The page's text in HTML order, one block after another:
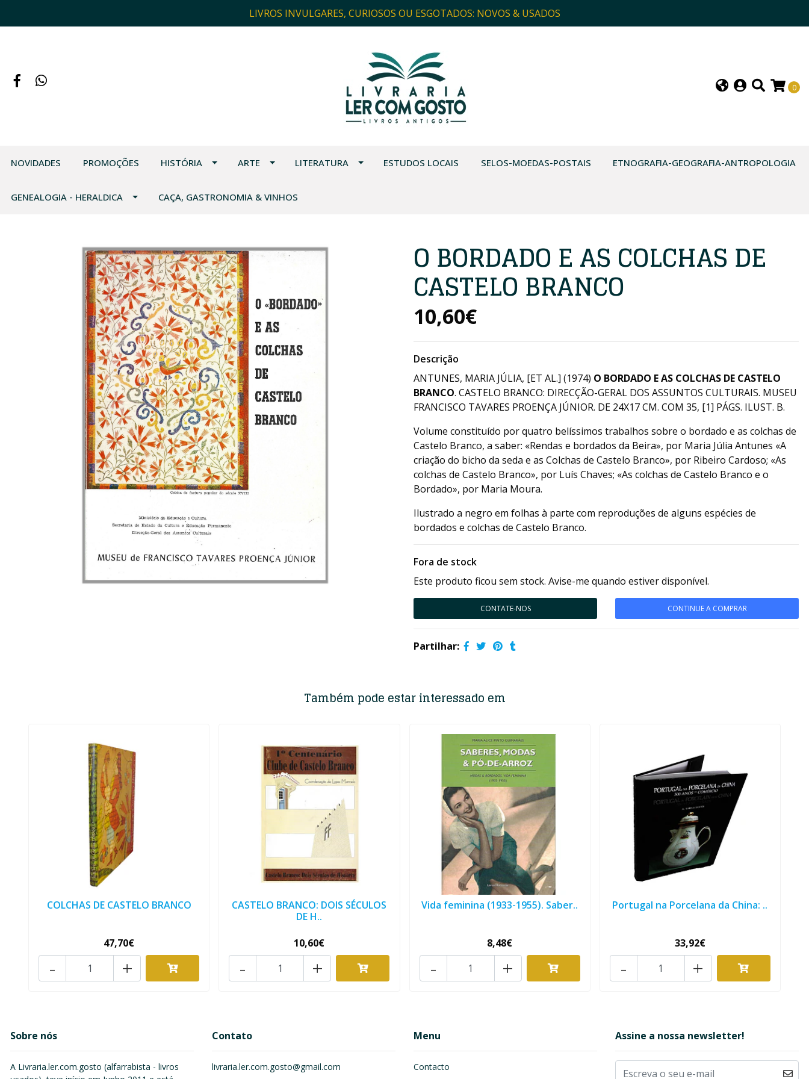
LIVROS INVULGARES, CURIOSOS OU ESGOTADOS: NOVOS & USADOS
0
NOVIDADES PROMOÇÕES HISTÓRIA ARTE LITERATURA ESTUDOS LOCAIS SELOS-MOEDAS-POSTAIS ETNOGRAFIA-GEOGRAFIA-ANTROPOLOGIA
GENEALOGIA - HERALDICA CAÇA, GASTRONOMIA & VINHOS
O BORDADO E AS COLCHAS DE
CASTELO BRANCO
10,60€
Descrição
ANTUNES, MARIA JÚLIA, [ET AL.] (1974) O BORDADO E AS COLCHAS DE CASTELO
BRANCO. CASTELO BRANCO: DIRECÇÃO-GERAL DOS ASSUNTOS CULTURAIS. MUSEU
FRANCISCO TAVARES PROENÇA JÚNIOR. DE 24X17 CM. COM 35, [1] PÁGS. ILUST. B.
Volume constituído por quatro belíssimos trabalhos sobre o bordado e as colchas de
Castelo Branco, a saber: «Rendas e bordados da Beira», por Maria Júlia Antunes «A
criação do bicho da seda e as Colchas de Castelo Branco», por Ribeiro Cardoso; «As
colchas de Castelo Branco», por Luís Chaves; «As colchas de Castelo Branco e o
Bordado», por Maria Moura.
Ilustrado a negro em folhas à parte com reproduções de alguns espécies de
bordados e colchas de Castelo Branco.
Fora de stock
Este produto ficou sem stock. Avise-me quando estiver disponível.
CONTATE-NOS CONTINUE A COMPRAR
Partilhar:
Também pode estar interessado em
COLCHAS DE CASTELO BRANCO
47,70€
+
-
CASTELO BRANCO: DOIS SÉCULOS
DE H..
10,60€
+
-
Vida feminina (1933-1955). Saber..
8,48€
+
-
Portugal na Porcelana da China: ..
33,92€
+
-
Sobre nós
A Livraria.ler.com.gosto (alfarrabista - livros
Contato
livraria.ler.com.gosto@gmail.com
Menu
Contacto
Assine a nossa newsletter!